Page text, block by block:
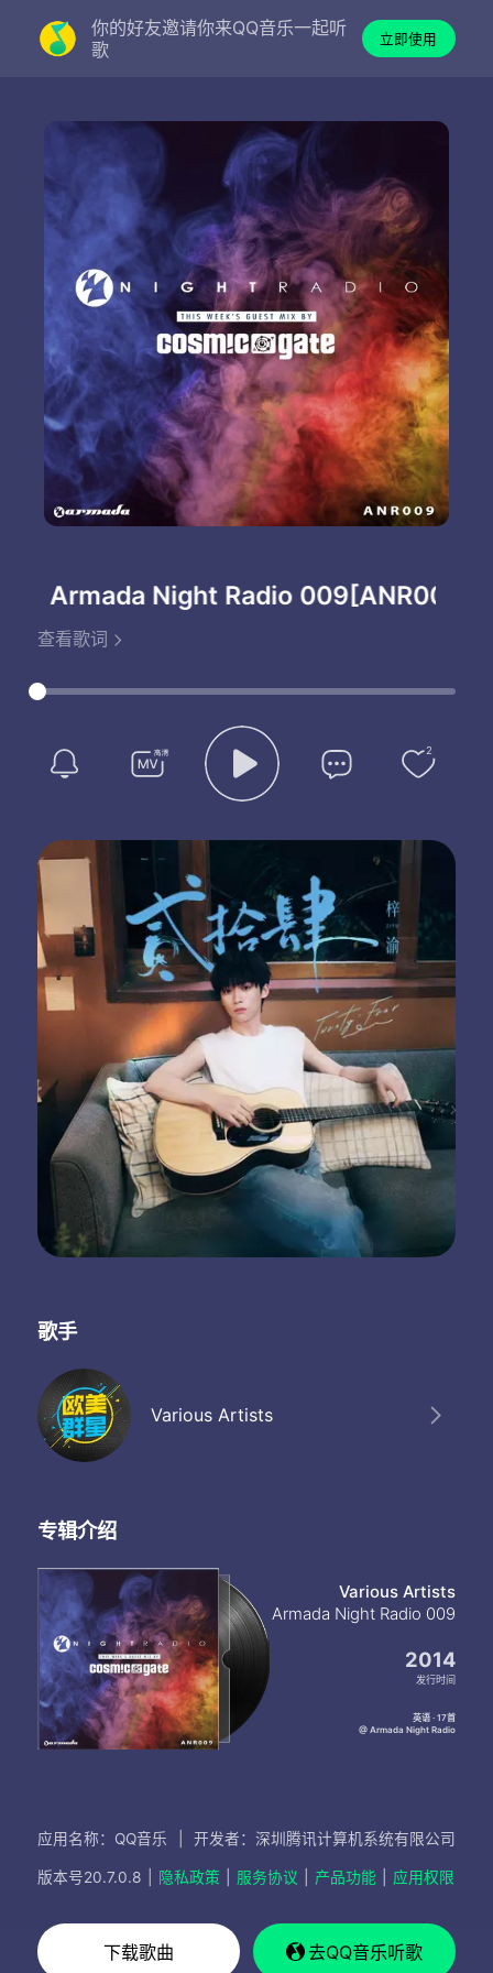
你的好友邀请你来QQ音乐一起听
歌
立即使用
Armada Night Radio 009[ANR009]
查看歌词
2
歌手
Various Artists
专辑介绍
Various Artists
Armada Night Radio 009
2014
发行时间
英语 · 17首
@ Armada Night Radio
应用名称：QQ音乐 开发者：深圳腾讯计算机系统有限公司
版本号20.7.0.8 隐私政策 服务协议 产品功能 应用权限
下载歌曲 去QQ音乐听歌